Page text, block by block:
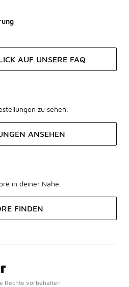
AUF UNSERE FAQ
zu sehen.
ANSEHEN
in deiner Nähe.
FINDEN
Rechte vorbehalten